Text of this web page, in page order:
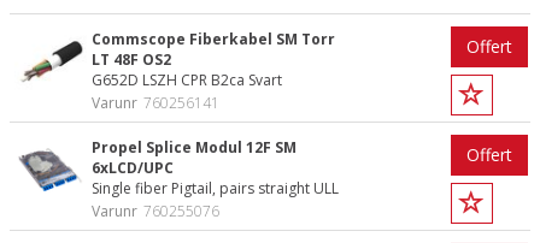
Commscope Fiberkabel SM Torr
LT 48F OS2
G652D LSZH CPR B2ca Svart
Varunr 760256141
Offert
Propel Splice Modul 12F SM
6xLCD/UPC
Single fiber Pigtail, pairs straight ULL
Varunr 760255076
Offert